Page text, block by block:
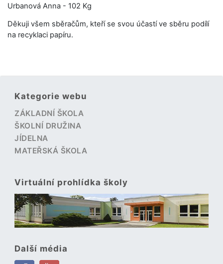
Urbanová Anna - 102 Kg
Děkuji všem sběračům, kteří se svou účastí ve sběru podílí
na recyklaci papíru.
Kategorie webu
ZÁKLADNÍ ŠKOLA
ŠKOLNÍ DRUŽINA
JÍDELNA
MATEŘSKÁ ŠKOLA
Virtuální prohlídka školy
Další média